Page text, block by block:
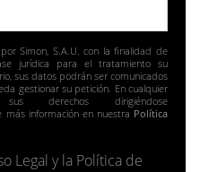
Simon, S.A.U. con la finalidad de
jurídica para el tratamiento su
sus datos podrán ser comunicados
gestionar su petición. En cualquier
derechos dirigiéndose
más información en nuestra Política
Legal y la Política de